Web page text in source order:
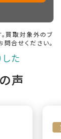
121cm
買取対象外のブ
合せください。
た
声